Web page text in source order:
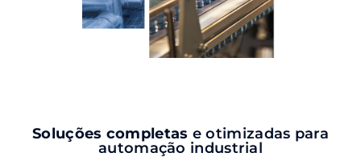
Soluções completas e otimizadas para
automação industrial